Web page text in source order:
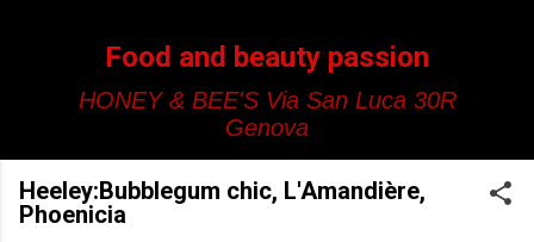
Food and beauty passion
HONEY & BEE'S Via San Luca 30R
Genova
Heeley:Bubblegum chic, L'Amandière,
Phoenicia